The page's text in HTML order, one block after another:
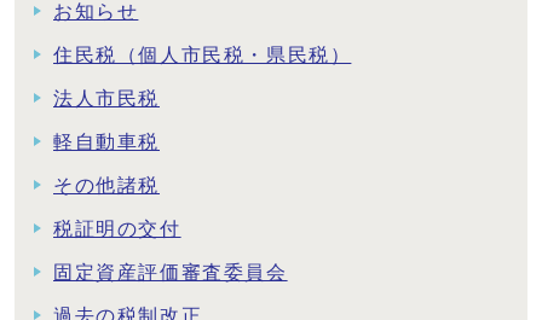
お知らせ
住民税（個人市民税・県民税）
法人市民税
軽自動車税
その他諸税
税証明の交付
固定資産評価審査委員会